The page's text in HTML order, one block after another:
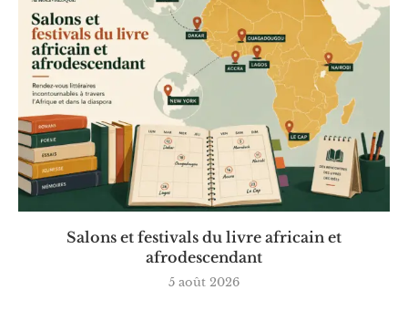
Salons et festivals du livre africain et
afrodescendant
5 août 2026